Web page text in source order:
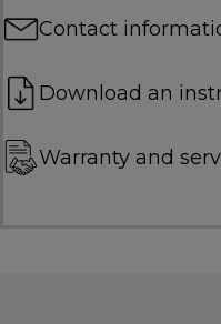
Contact
Download an
Warranty and